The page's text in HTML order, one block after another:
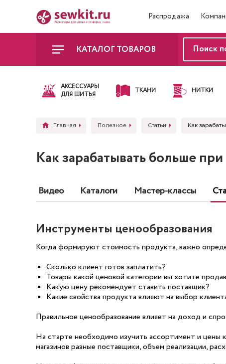
Распродажа
КАТАЛОГ ТОВАРОВ
АКСЕССУАРЫ
ДЛЯ ШИТЬЯ
ТКАНИ НИТКИ
Главная Полезное Статьи Как
Как зарабатывать больше
Видео Каталоги Мастер-классы
Инструменты ценообразования
Когда формируют стоимость продукта, важно
Сколько клиент готов заплатить?
Товары какой ценовой категории вы хотите
Какую цену рекомендует ставить поставщик?
Какие свойства продукта влияют на выбор
Правильное ценообразование влияет на доход и
На старте необходимо изучить ассортимент и
магазинов разные поставщики, объем реализации,